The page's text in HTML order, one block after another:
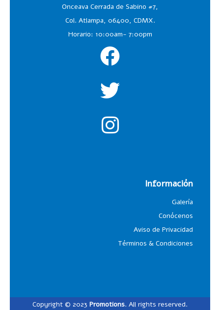
Onceava Cerrada de Sabino #7,
Col. Atlampa, 06400, CDMX.
Horario: 10:00am- 7:00pm
Información
Galería
Conócenos
Aviso de Privacidad
Términos & Condiciones
Copyright © 2023 Promotions. All rights reserved.